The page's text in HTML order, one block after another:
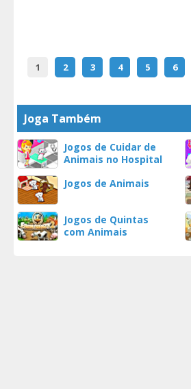
1 2 3 4 5 6
Joga Também
Jogos de Cuidar de
Animais no Hospital
Jogos de Animais
Jogos de Quintas
com Animais